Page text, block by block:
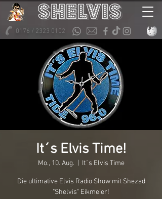
0176 / 2323 0102
It´s Elvis Time!
Mo., 10. Aug. It´s Elvis Time
Die ultimative Elvis Radio Show mit Shezad
"Shelvis" Eikmeier!